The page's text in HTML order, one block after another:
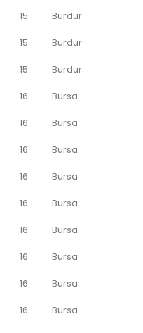
15
Burdur
15
Burdur
15
Burdur
16
Bursa
16
Bursa
16
Bursa
16
Bursa
16
Bursa
16
Bursa
16
Bursa
16
Bursa
16
Bursa